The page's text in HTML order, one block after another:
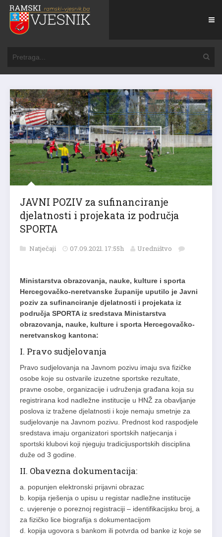
JAVNI POZIV za sufinanciranje
djelatnosti i projekata iz područja
SPORTA
Natječaji 07.09.2021. 17:55h Uredništvo
Ministarstva obrazovanja, nauke, kulture i sporta
Hercegovačko-neretvanske županije uputilo je Javni
poziv za sufinanciranje djelatnosti i projekata iz
područja SPORTA iz sredstava Ministarstva
obrazovanja, nauke, kulture i sporta Hercegovačko-
neretvanskog kantona:
I. Pravo sudjelovanja
Pravo sudjelovanja na Javnom pozivu imaju sva fizičke
osobe koje su ostvarile izuzetne sportske rezultate,
pravne osobe, organizacije i udruženja građana koja su
registrirana kod nadležne institucije u HNŽ za obavljanje
poslova iz tražene djelatnosti i koje nemaju smetnje za
sudjelovanje na Javnom pozivu. Prednost kod raspodjele
sredstava imaju organizatori sportskih natjecanja i
sportski klubovi koji njeguju tradicijusportskih disciplina
duže od 3 godine.
II. Obavezna dokumentacija:
a. popunjen elektronski prijavni obrazac
b. kopija rješenja o upisu u registar nadležne institucije
c. uvjerenje o poreznoj registraciji – identifikacijsku broj, a
za fizičko lice biografija s dokumentacijom
d. kopija ugovora s bankom ili potvrda od banke iz koje se